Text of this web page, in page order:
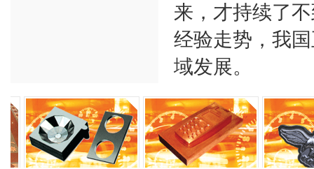
来，才持续了
经验走势，我
域发展。